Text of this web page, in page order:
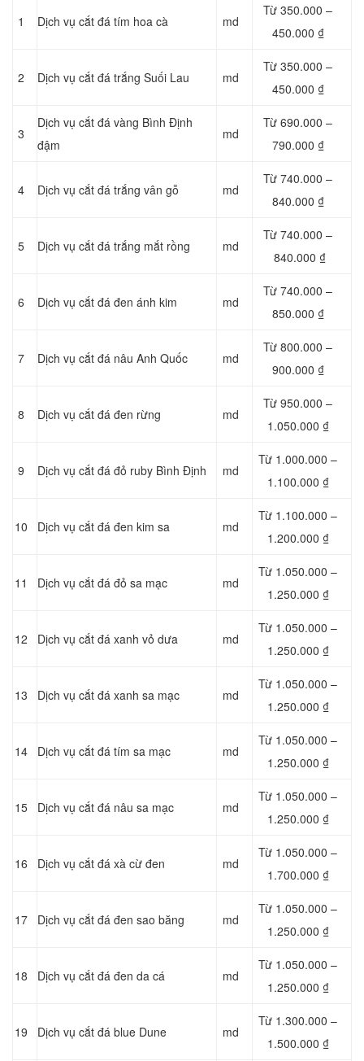
1 Dịch vụ cắt đá tím hoa cà md
Từ 350.000 –
450.000 ₫
2 Dịch vụ cắt đá trắng Suối Lau md
Từ 350.000 –
450.000 ₫
3
Dịch vụ cắt đá vàng Bình Định
đậm
md
Từ 690.000 –
790.000 ₫
4 Dịch vụ cắt đá trắng vân gỗ md
Từ 740.000 –
840.000 ₫
5 Dịch vụ cắt đá trắng mắt rồng md
Từ 740.000 –
840.000 ₫
6 Dịch vụ cắt đá đen ánh kim md
Từ 740.000 –
850.000 ₫
7 Dịch vụ cắt đá nâu Anh Quốc md
Từ 800.000 –
900.000 ₫
8 Dịch vụ cắt đá đen rừng md
Từ 950.000 –
1.050.000 ₫
9 Dịch vụ cắt đá đỏ ruby Bình Định md
Từ 1.000.000 –
1.100.000 ₫
10 Dịch vụ cắt đá đen kim sa md
Từ 1.100.000 –
1.200.000 ₫
11 Dịch vụ cắt đá đỏ sa mạc md
Từ 1.050.000 –
1.250.000 ₫
12 Dịch vụ cắt đá xanh vỏ dưa md
Từ 1.050.000 –
1.250.000 ₫
13 Dịch vụ cắt đá xanh sa mạc md
Từ 1.050.000 –
1.250.000 ₫
14 Dịch vụ cắt đá tím sa mạc md
Từ 1.050.000 –
1.250.000 ₫
15 Dịch vụ cắt đá nâu sa mạc md
Từ 1.050.000 –
1.250.000 ₫
16 Dịch vụ cắt đá xà cừ đen md
Từ 1.050.000 –
1.700.000 ₫
17 Dịch vụ cắt đá đen sao băng md
Từ 1.050.000 –
1.250.000 ₫
18 Dịch vụ cắt đá đen da cá md
Từ 1.050.000 –
1.250.000 ₫
19 Dịch vụ cắt đá blue Dune md
Từ 1.300.000 –
1.500.000 ₫